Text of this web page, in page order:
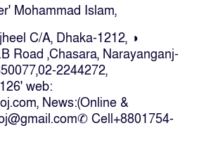
স্থগিত
দক্ষিণ আফ্রিকায় অগ্নিকান্ডে নিহতদের
লাশ আনা’সহ পূর্ণ সহায়তার আশ্বাস
ইউএনও’র
কক্সবাজারে কোস্টগার্ডের অভিযানে
Mohammad Islam,
C/A, Dhaka-1212, ◑
Road ,Chasara, Narayanganj-
2244272,
web:
News:(Online &
Cell+8801754-